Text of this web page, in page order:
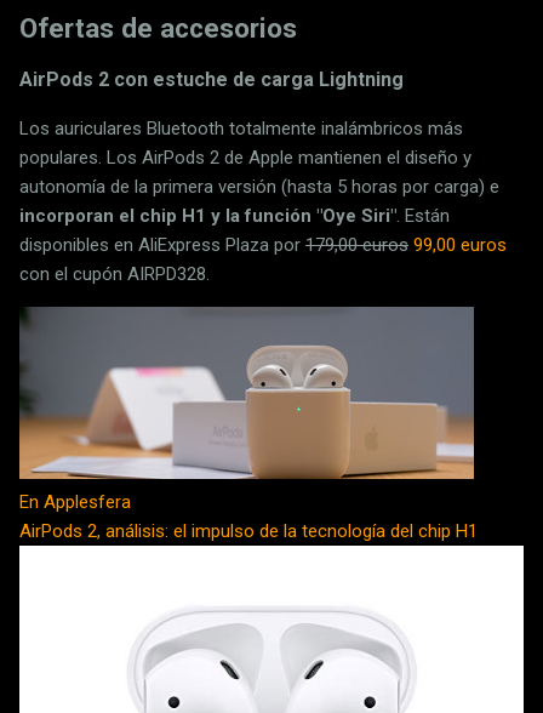
Ofertas de accesorios
AirPods 2 con estuche de carga Lightning
Los auriculares Bluetooth totalmente inalámbricos más
populares. Los AirPods 2 de Apple mantienen el diseño y
autonomía de la primera versión (hasta 5 horas por carga) e
incorporan el chip H1 y la función "Oye Siri". Están
disponibles en AliExpress Plaza por 179,00 euros 99,00 euros
con el cupón AIRPD328.
En Applesfera
AirPods 2, análisis: el impulso de la tecnología del chip H1